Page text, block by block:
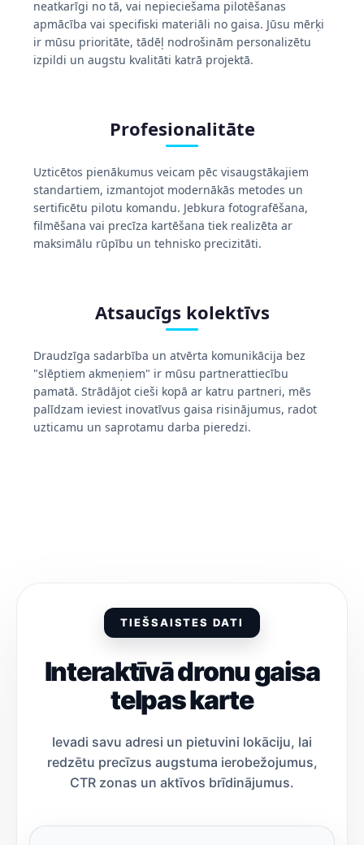
neatkarīgi no tā, vai nepieciešama pilotēšanas
apmācība vai specifiski materiāli no gaisa. Jūsu mērķi
ir mūsu prioritāte, tādēļ nodrošinām personalizētu
izpildi un augstu kvalitāti katrā projektā.
Profesionalitāte
Uzticētos pienākumus veicam pēc visaugstākajiem
standartiem, izmantojot modernākās metodes un
sertificētu pilotu komandu. Jebkura fotografēšana,
filmēšana vai precīza kartēšana tiek realizēta ar
maksimālu rūpību un tehnisko precizitāti.
Atsaucīgs kolektīvs
Draudzīga sadarbība un atvērta komunikācija bez
"slēptiem akmeņiem" ir mūsu partnerattiecību
pamatā. Strādājot cieši kopā ar katru partneri, mēs
palīdzam ieviest inovatīvus gaisa risinājumus, radot
uzticamu un saprotamu darba pieredzi.
TIEŠSAISTES DATI
Interaktīvā dronu gaisa
telpas karte
Ievadi savu adresi un pietuvini lokāciju, lai
redzētu precīzus augstuma ierobežojumus,
CTR zonas un aktīvos brīdinājumus.